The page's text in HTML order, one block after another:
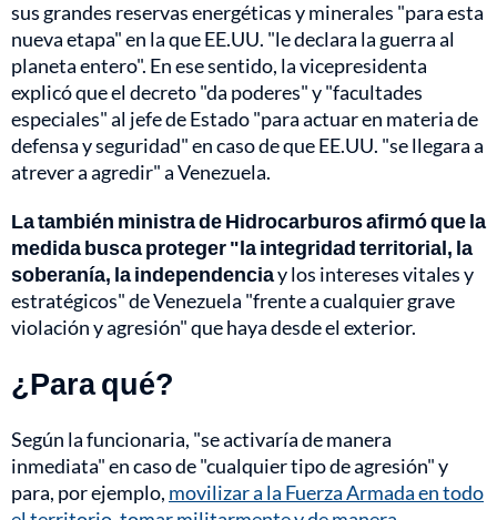
sus grandes reservas energéticas y minerales "para esta
nueva etapa" en la que EE.UU. "le declara la guerra al
planeta entero". En ese sentido, la vicepresidenta
explicó que el decreto "da poderes" y "facultades
especiales" al jefe de Estado "para actuar en materia de
defensa y seguridad" en caso de que EE.UU. "se llegara a
atrever a agredir" a Venezuela.
La también ministra de Hidrocarburos afirmó que la
medida busca proteger "la integridad territorial, la
soberanía, la independenciay los intereses vitales y
estratégicos" de Venezuela "frente a cualquier grave
violación y agresión" que haya desde el exterior.
¿Para qué?
Según la funcionaria, "se activaría de manera
inmediata" en caso de "cualquier tipo de agresión" y
para, por ejemplo, movilizar a la Fuerza Armada en todo